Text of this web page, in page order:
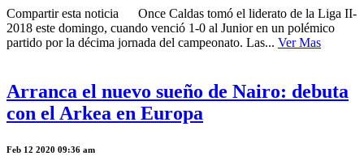
Compartir esta noticia Once Caldas tomó el liderato de la Liga II-
2018 este domingo, cuando venció 1-0 al Junior en un polémico
partido por la décima jornada del campeonato. Las... Ver Mas
Arranca el nuevo sueño de Nairo: debuta
con el Arkea en Europa
Feb 12 2020 09:36 am